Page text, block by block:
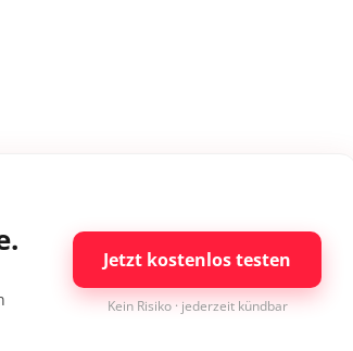
Jetzt kostenlos testen
Kein Risiko · jederzeit kündbar